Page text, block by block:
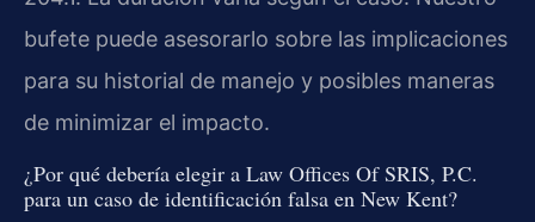
bufete puede asesorarlo sobre las implicaciones
para su historial de manejo y posibles maneras
de minimizar el impacto.
¿Por qué debería elegir a Law Offices Of SRIS, P.C.
para un caso de identificación falsa en New Kent?